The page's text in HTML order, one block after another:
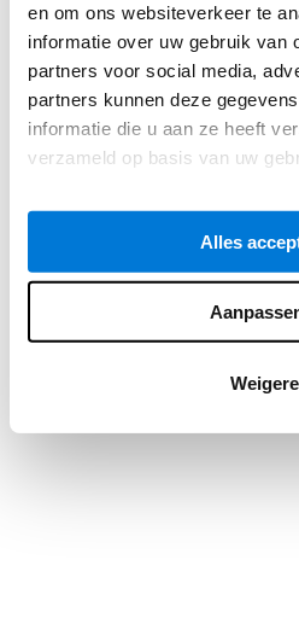
en om ons websiteverkeer te
informatie over uw gebruik van
partners voor social media,
partners kunnen deze
informatie die u aan ze heeft
verzameld op basis van uw
Alles
Application error: a client-side
loadingwww.asv.nl(see the